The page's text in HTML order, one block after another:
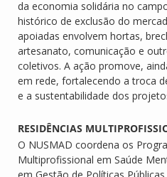
da economia solidária no
histórico de exclusão do
apoiadas envolvem hortas,
artesanato, comunicação e
coletivos. A ação promove,
em rede, fortalecendo a troca
e a sustentabilidade dos
RESIDÊNCIAS
O NUSMAD coordena os
Multiprofissional em Saúde